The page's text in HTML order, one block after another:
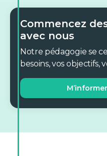
Commencez
avec nous
Notre pédagogie se
besoins, vos objectifs,